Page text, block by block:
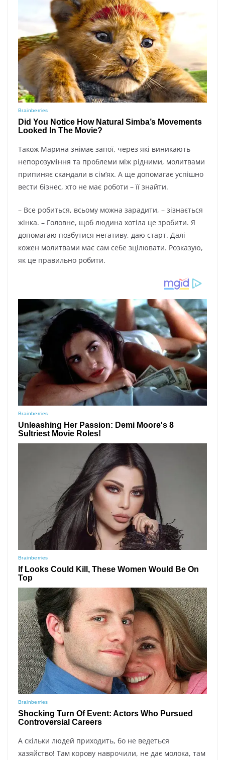
Також Марина знімає запої, через які виникають
непорозуміння та проблеми між рідними, молитвами
припиняє скандали в сім’ях. А ще допомагає успішно
вести бізнес, хто не має роботи – її знайти.
– Все робиться, всьому можна зарадити, – зізнається
жінка. – Головне, щоб людина хотіла це зробити. Я
допомагаю позбутися негативу, даю старт. Далі
кожен молитвами має сам себе зцілювати. Розказую,
як це правильно робити.
А скільки людей приходить, бо не ведеться
хазяйство! Там корову наврочили, не дає молока, там